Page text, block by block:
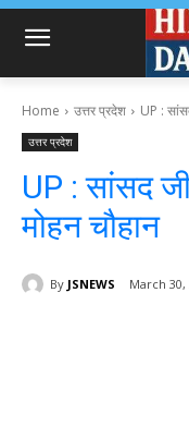
Home उत्तर प्रदेश UP :
उत्तर प्रदेश
UP : सांसद
मोहन चौहान
By JSNEWS March 30,